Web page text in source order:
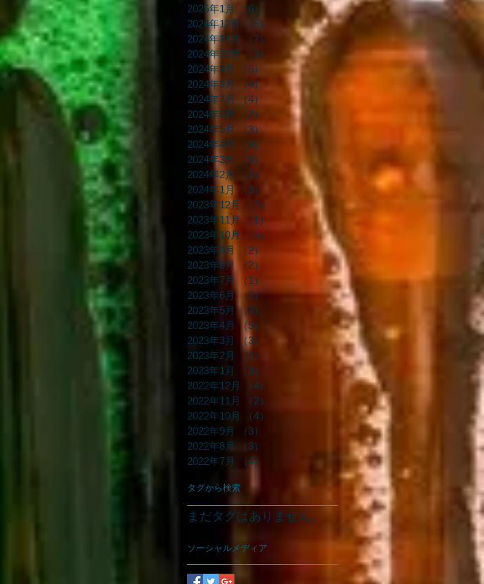
2025年1月
（6）
6件の記事
2024年12月
（5）
5件の記事
2024年11月
（7）
7件の記事
2024年10月
（3）
3件の記事
2024年9月
（5）
5件の記事
2024年8月
（4）4件の記事
2024年7月
（4）
4件の記事
2024年6月
（2）
2件の記事
2024年5月
（3）
3件の記事
2024年4月
（9）
9件の記事
2024年3月
（6）
2024年2月
（1）
1件の記事
2024年1月
（3）
3件の記事
2023年12月
（7）
7件の記事
2023年11月
（1）
2023年10月
（5）
2023年9月
（2）
2023年8月
（2）
2023年7月
（1）
2023年6月
（2）2件の記事
2023年5月 （3）
2023年4月
（5）
2023年3月
（3）
2023年2月
（1）
2023年1月
（3）
2022年12月
（4）
2022年11月
（2）
2022年10月
（4）
2022年9月
（3）
2022年8月
（3）
2022年7月
（4）
タグから検索
まだタグはありません。
ソーシャルメディア